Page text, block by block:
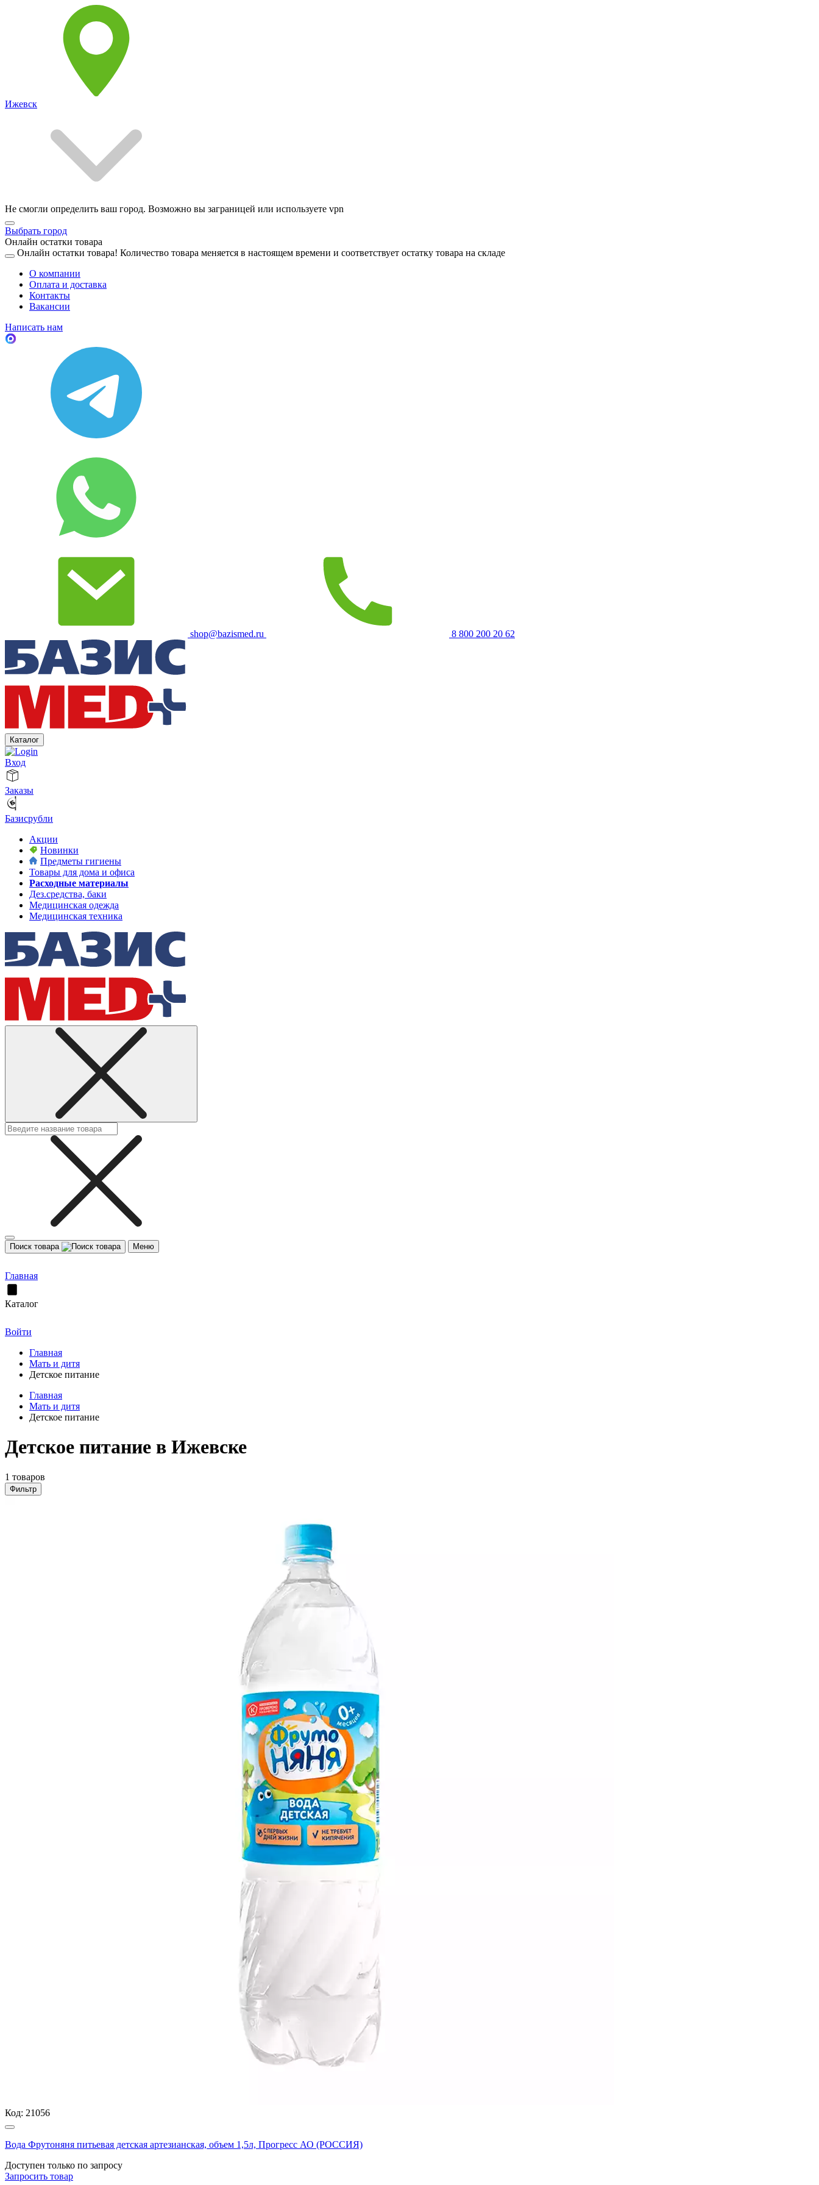
Ижевск
Не смогли определить ваш город. Возможно вы заграницей или используете vpn
Выбрать город
Онлайн остатки товара
Онлайн остатки товара! Количество товара меняется в настоящем времени и соответствует остатку товара на складе
О компании
Оплата и доставка
Контакты
Вакансии
Написать нам
shop@bazismed.ru 8 800 200 20 62
Каталог
Вход
Заказы
Базисрубли
Акции
Новинки
Предметы гигиены
Товары для дома и офиса
Расходные материалы
Дез.средства, баки
Медицинская одежда
Медицинская техника
Поиск товара Меню
Главная
Каталог
Войти
Главная
Мать и дитя
Детское питание
Главная
Мать и дитя
Детское питание
Детское питание в Ижевске
1 товаров
Фильтр
Код: 21056
Вода Фрутоняня питьевая детская артезианская, объем 1,5л, Прогресс АО (РОССИЯ)
Доступен только по запросу
Запросить товар